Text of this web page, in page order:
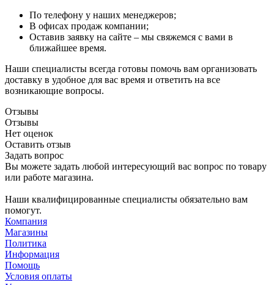
По телефону у наших менеджеров;
В офисах продаж компании;
Оставив заявку на сайте – мы свяжемся с вами в
ближайшее время.
Наши специалисты всегда готовы помочь вам организовать
доставку в удобное для вас время и ответить на все
возникающие вопросы.
Отзывы
Отзывы
Нет оценок
Оставить отзыв
Задать вопрос
Вы можете задать любой интересующий вас вопрос по товару
или работе магазина.
Наши квалифицированные специалисты обязательно вам
помогут.
Компания
Магазины
Политика
Информация
Помощь
Условия оплаты